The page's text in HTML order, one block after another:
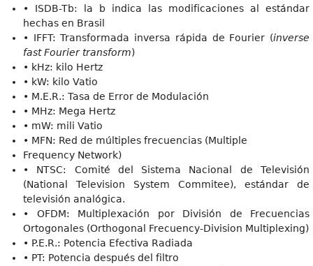
• ISDB-Tb: la b indica las modificaciones al estándar
hechas en Brasil
• IFFT: Transformada inversa rápida de Fourier (inverse
fast Fourier transform)
• kHz: kilo Hertz
• kW: kilo Vatio
• M.E.R.: Tasa de Error de Modulación
• MHz: Mega Hertz
• mW: mili Vatio
• MFN: Red de múltiples frecuencias (Multiple
Frequency Network)
• NTSC: Comité del Sistema Nacional de Televisión
(National Television System Commitee), estándar de
televisión analógica.
• OFDM: Multiplexación por División de Frecuencias
Ortogonales (Orthogonal Frecuency-Division Multiplexing)
• P.E.R.: Potencia Efectiva Radiada
• PT: Potencia después del filtro